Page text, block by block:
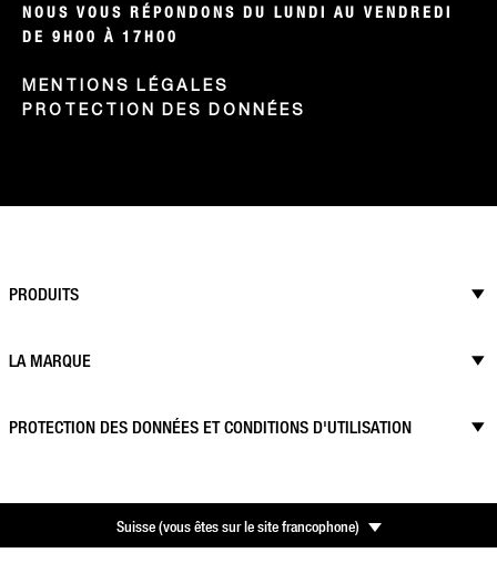
NOUS VOUS RÉPONDONS DU LUNDI AU VENDREDI
DE 9H00 À 17H00
MENTIONS LÉGALES
PROTECTION DES DONNÉES
PRODUITS
LA MARQUE
PROTECTION DES DONNÉES ET CONDITIONS D'UTILISATION
Suisse(vous êtes sur le site francophone)